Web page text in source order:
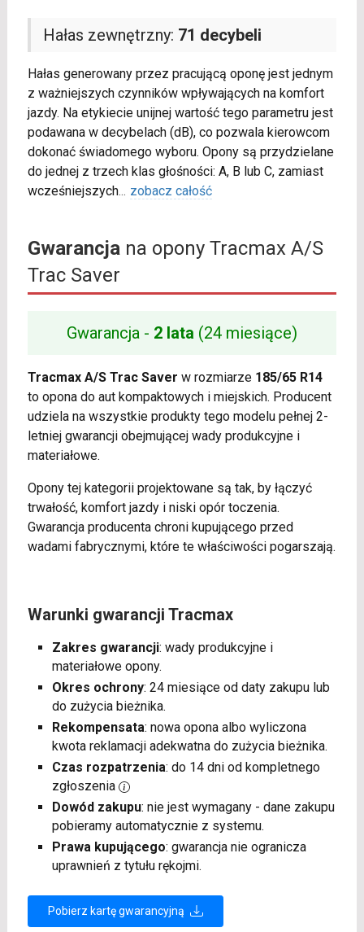
Hałas zewnętrzny: 71 decybeli
Hałas generowany przez pracującą oponę jest jednym
z ważniejszych czynników wpływających na komfort
jazdy. Na etykiecie unijnej wartość tego parametru jest
podawana w decybelach (dB), co pozwala kierowcom
dokonać świadomego wyboru. Opony są przydzielane
do jednej z trzech klas głośności: A, B lub C, zamiast
wcześniejszych... zobacz całość
Gwarancjana opony Tracmax A/S
Trac Saver
Gwarancja - 2 lata (24 miesiące)
Tracmax A/S Trac Saver w rozmiarze 185/65 R14
to opona do aut kompaktowych i miejskich. Producent
udziela na wszystkie produkty tego modelu pełnej 2-
letniej gwarancji obejmującej wady produkcyjne i
materiałowe.
Opony tej kategorii projektowane są tak, by łączyć
trwałość, komfort jazdy i niski opór toczenia.
Gwarancja producenta chroni kupującego przed
wadami fabrycznymi, które te właściwości pogarszają.
Warunki gwarancji Tracmax
Zakres gwarancji: wady produkcyjne i
materiałowe opony.
Okres ochrony: 24 miesiące od daty zakupu lub
do zużycia bieżnika.
Rekompensata: nowa opona albo wyliczona
kwota reklamacji adekwatna do zużycia bieżnika.
Czas rozpatrzenia: do 14 dni od kompletnego
zgłoszenia
Dowód zakupu: nie jest wymagany - dane zakupu
pobieramy automatycznie z systemu.
Prawa kupującego: gwarancja nie ogranicza
uprawnień z tytułu rękojmi.
Pobierz kartę gwarancyjną